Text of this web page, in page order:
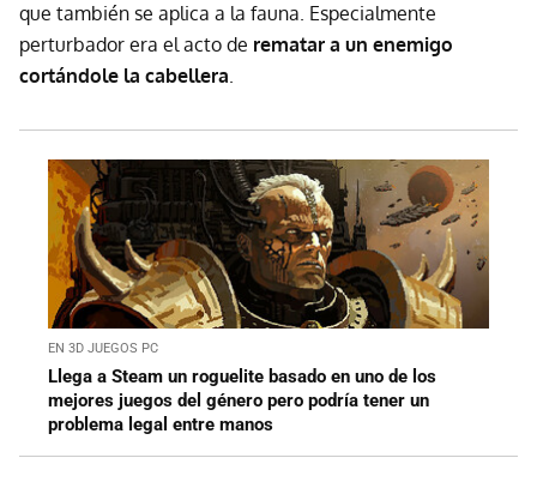
que también se aplica a la fauna. Especialmente
perturbador era el acto de rematar a un enemigo
cortándole la cabellera.
EN 3D JUEGOS PC
Llega a Steam un roguelite basado en uno de los
mejores juegos del género pero podría tener un
problema legal entre manos